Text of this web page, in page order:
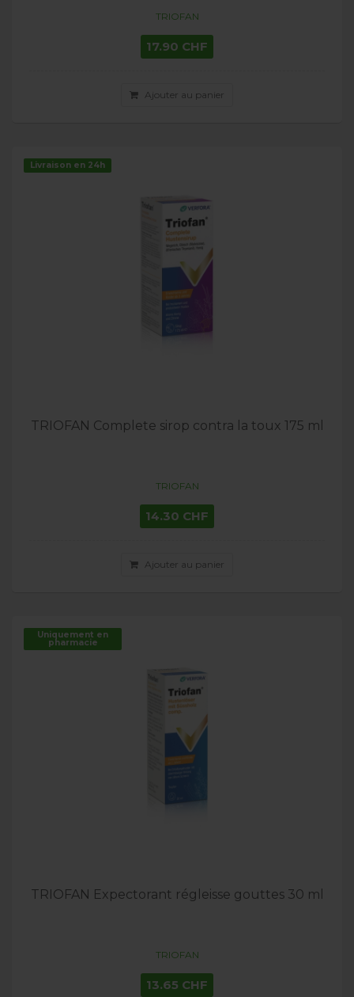
TRIOFAN
17.90 CHF
Ajouter au panier
Livraison en 24h
TRIOFAN Complete sirop contra la toux 175 ml
TRIOFAN
14.30 CHF
Ajouter au panier
Uniquement en
pharmacie
TRIOFAN Expectorant régleisse gouttes 30 ml
TRIOFAN
13.65 CHF